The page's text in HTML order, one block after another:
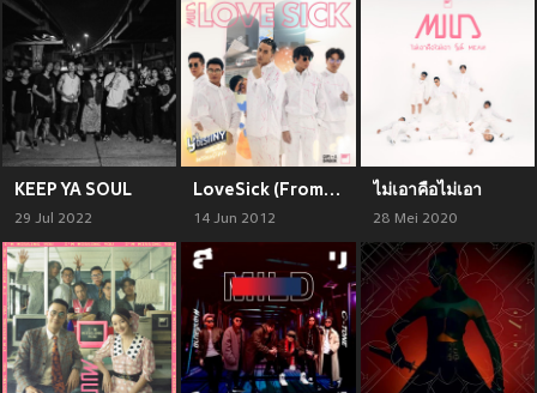
KEEP YA SOUL
29 Jul 2022
LoveSick (From "Y Destiny Series")
14 Jun 2012
ไม่เอาคือไม่เอา
28 Mei 2020